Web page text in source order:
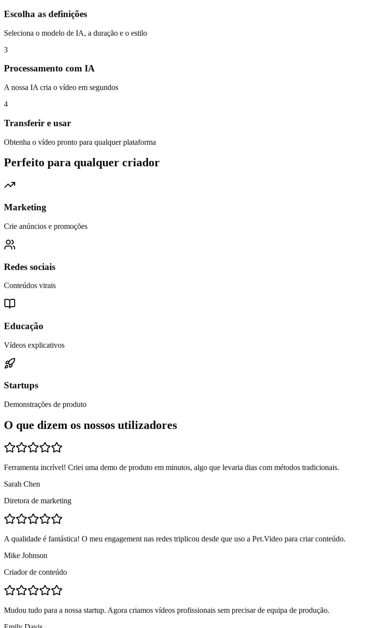
Escolha as definições
Seleciona o modelo de IA, a duração e o estilo
3
Processamento com IA
A nossa IA cria o vídeo em segundos
4
Transferir e usar
Obtenha o vídeo pronto para qualquer plataforma
Perfeito para qualquer criador
Marketing
Crie anúncios e promoções
Redes sociais
Conteúdos virais
Educação
Vídeos explicativos
Startups
Demonstrações de produto
O que dizem os nossos utilizadores
Ferramenta incrível! Criei uma demo de produto em minutos, algo que levaria dias com métodos tradicionais.
Sarah Chen
Diretora de marketing
A qualidade é fantástica! O meu engagement nas redes triplicou desde que uso a Pet.Video para criar conteúdo.
Mike Johnson
Criador de conteúdo
Mudou tudo para a nossa startup. Agora criamos vídeos profissionais sem precisar de equipa de produção.